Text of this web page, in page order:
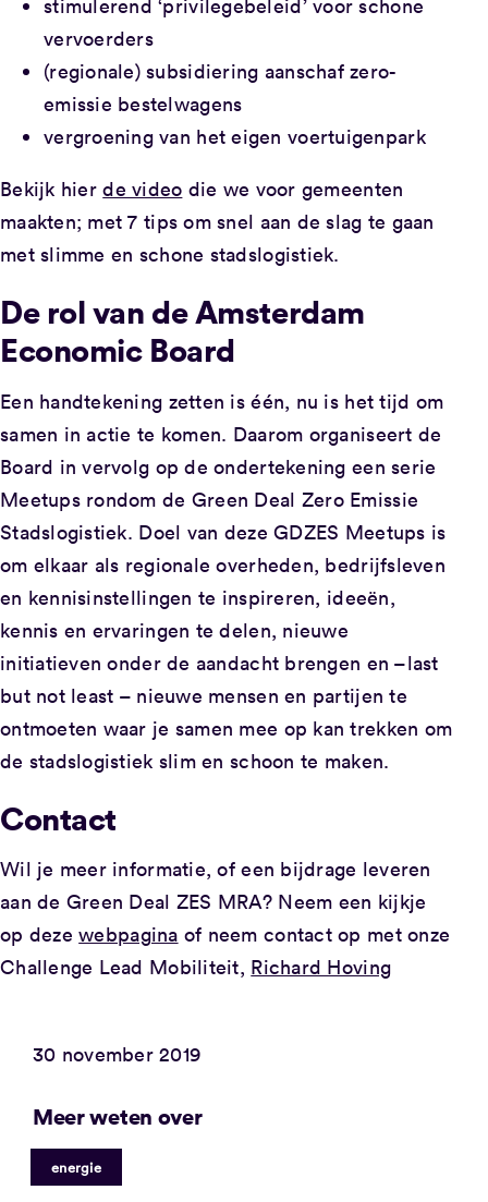
stimulerend ‘privilegebeleid’ voor schone
vervoerders
(regionale) subsidiering aanschaf zero-
emissie bestelwagens
vergroening van het eigen voertuigenpark
Bekijk hierde video die we voor gemeenten
maakten; met 7 tips om snel aan de slag te gaan
met slimme en schone stadslogistiek.
De rol van de Amsterdam
Economic Board
Een handtekening zetten is één, nu is het tijd om
samen in actie te komen. Daarom organiseert de
Board in vervolg op de ondertekening een serie
Meetups rondom de Green Deal Zero Emissie
Stadslogistiek. Doel van deze GDZES Meetups is
om elkaar als regionale overheden, bedrijfsleven
en kennisinstellingen te inspireren, ideeën,
kennis en ervaringen te delen, nieuwe
initiatieven onder de aandacht brengen en –last
but not least – nieuwe mensen en partijen te
ontmoeten waar je samen mee op kan trekken om
de stadslogistiek slim en schoon te maken.
Contact
Wil je meer informatie, of een bijdrage leveren
aan de Green Deal ZES MRA? Neem een kijkje
op dezewebpagina of neem contact op met onze
Challenge Lead Mobiliteit, Richard Hoving
30 november 2019
Meer weten over
energie